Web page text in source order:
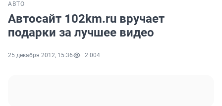
АВТО
Автосайт 102km.ru вручает
подарки за лучшее видео
25 декабря 2012, 15:36 2 004